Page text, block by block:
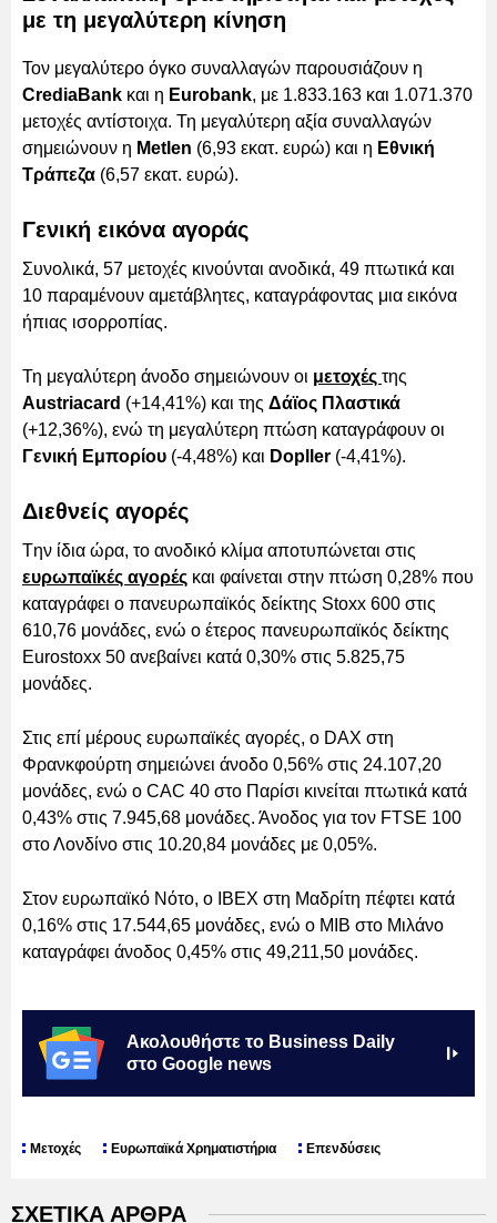
με τη μεγαλύτερη κίνηση
Τον μεγαλύτερο όγκο συναλλαγών παρουσιάζουν η
CrediaBank και η Eurobank, με 1.833.163 και 1.071.370
μετοχές αντίστοιχα. Τη μεγαλύτερη αξία συναλλαγών
σημειώνουν η Metlen (6,93 εκατ. ευρώ) και η Εθνική
Τράπεζα (6,57 εκατ. ευρώ).
Γενική εικόνα αγοράς
Συνολικά, 57 μετοχές κινούνται ανοδικά, 49 πτωτικά και
10 παραμένουν αμετάβλητες, καταγράφοντας μια εικόνα
ήπιας ισορροπίας.
Τη μεγαλύτερη άνοδο σημειώνουν οι μετοχές της
Austriacard (+14,41%) και της Δάϊος Πλαστικά
(+12,36%), ενώ τη μεγαλύτερη πτώση καταγράφουν οι
Γενική Εμπορίου (-4,48%) και Dopller (-4,41%).
Διεθνείς αγορές
Tην ίδια ώρα, το ανοδικό κλίμα αποτυπώνεται στις
ευρωπαϊκές αγορές και φαίνεται στην πτώση 0,28% που
καταγράφει ο πανευρωπαϊκός δείκτης Stoxx 600 στις
610,76 μονάδες, ενώ ο έτερος πανευρωπαϊκός δείκτης
Eurostoxx 50 ανεβαίνει κατά 0,30% στις 5.825,75
μονάδες.
Στις επί μέρους ευρωπαϊκές αγορές, ο DAX στη
Φρανκφούρτη σημειώνει άνοδο 0,56% στις 24.107,20
μονάδες, ενώ ο CAC 40 στο Παρίσι κινείται πτωτικά κατά
0,43% στις 7.945,68 μονάδες. Άνοδος για τον FTSE 100
στο Λονδίνο στις 10.20,84 μονάδες με 0,05%.
Στον ευρωπαϊκό Νότο, ο ΙΒΕΧ στη Μαδρίτη πέφτει κατά
0,16% στις 17.544,65 μονάδες, ενώ ο ΜΙΒ στο Μιλάνο
καταγράφει άνοδος 0,45% στις 49,211,50 μονάδες.
Ακολουθήστε το Business Daily
στο Google news
Μετοχές Ευρωπαϊκά Χρηματιστήρια Επενδύσεις
ΣΧΕΤΙΚΑ ΑΡΘΡΑ